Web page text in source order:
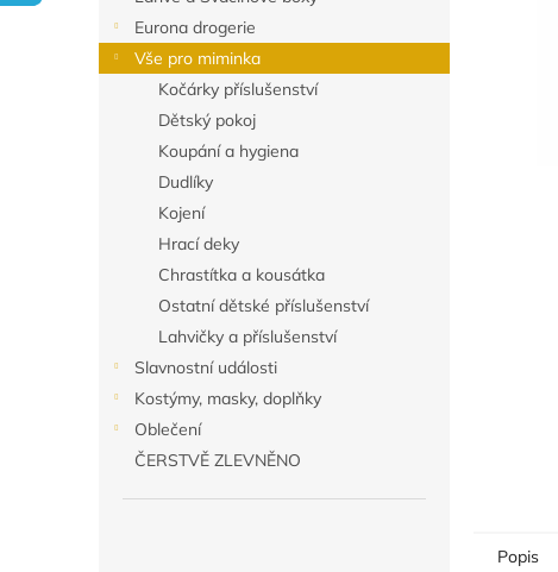
e
l
Eurona drogerie
Vše pro miminka
Kočárky příslušenství
Dětský pokoj
Koupání a hygiena
Dudlíky
Kojení
Hrací deky
Chrastítka a kousátka
Ostatní dětské příslušenství
Lahvičky a příslušenství
Slavnostní události
Kostýmy, masky, doplňky
Oblečení
ČERSTVĚ ZLEVNĚNO
Popis